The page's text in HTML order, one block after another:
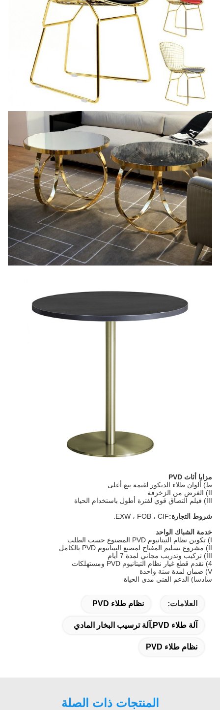
مزايا أثاث PVD
ط) ألوان طلاء الديكور لقيمة بيع أعلى
III) فيلم التصاق قوي لفترة أطول باستخدام الحياة
شروط التجارة:EXW ، FOB ، CIF.
خدمة الشباك الواحد
III) تركيب وتدريب مجاني لمدة 7 أيام
4) نقدم قطع غيار نظام التيتانيوم PVD ومستهلكات
V) ضمان لمدة سنة واحدة
سادسا) الدعم الفني مدى الحياة
العلامات: نظام طلاء PVD
آلة طلاء PVD,آلة ترسيب البخار المادي
نظام طلاء PVD
المنتجات ذات الصلة